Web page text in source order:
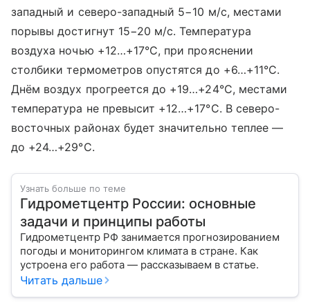
западный и северо-западный 5−10 м/с, местами
порывы достигнут 15−20 м/с. Температура
воздуха ночью +12…+17°С, при прояснении
столбики термометров опустятся до +6…+11°С.
Днём воздух прогреется до +19…+24°С, местами
температура не превысит +12…+17°С. В северо-
восточных районах будет значительно теплее —
до +24…+29°С.
Узнать больше по теме
Гидрометцентр России: основные
задачи и принципы работы
Гидрометцентр РФ занимается прогнозированием
погоды и мониторингом климата в стране. Как
устроена его работа — рассказываем в статье.
Читать дальше